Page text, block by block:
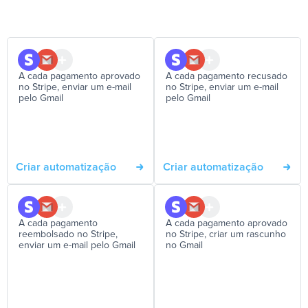
A cada pagamento aprovado
no Stripe, enviar um e-mail
pelo Gmail
Criar automatização
A cada pagamento recusado
no Stripe, enviar um e-mail
pelo Gmail
Criar automatização
A cada pagamento
reembolsado no Stripe,
enviar um e-mail pelo Gmail
A cada pagamento aprovado
no Stripe, criar um rascunho
no Gmail